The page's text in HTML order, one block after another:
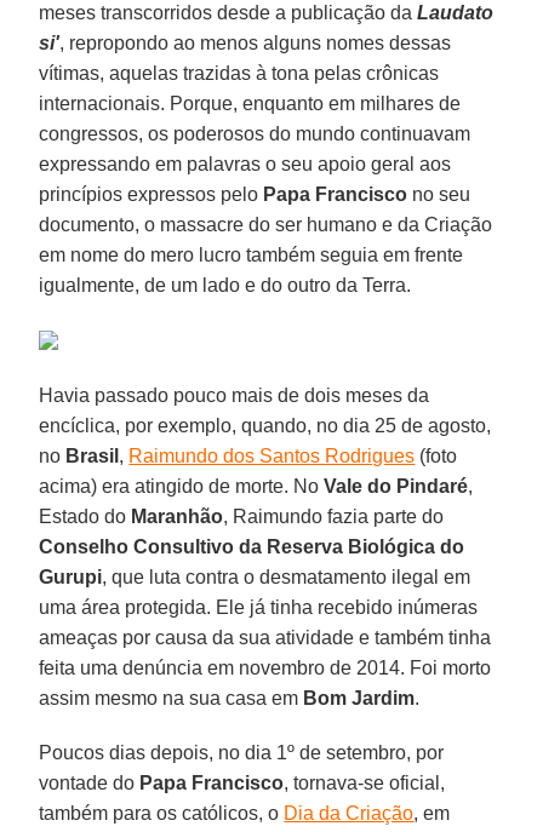
meses transcorridos desde a publicação daLaudato
si', repropondo ao menos alguns nomes dessas
vítimas, aquelas trazidas à tona pelas crônicas
internacionais. Porque, enquanto em milhares de
congressos, os poderosos do mundo continuavam
expressando em palavras o seu apoio geral aos
princípios expressos pelo Papa Francisco no seu
documento, o massacre do ser humano e da Criação
em nome do mero lucro também seguia em frente
igualmente, de um lado e do outro da Terra.
Havia passado pouco mais de dois meses da
encíclica, por exemplo, quando, no dia 25 de agosto,
no Brasil , Raimundo dos Santos Rodrigues (foto
acima) era atingido de morte. NoVale do Pindaré,
Estado do Maranhão, Raimundo fazia parte do
Conselho Consultivo da Reserva Biológica do
Gurupi, que luta contra o desmatamento ilegal em
uma área protegida. Ele já tinha recebido inúmeras
ameaças por causa da sua atividade e também tinha
feita uma denúncia em novembro de 2014. Foi morto
assim mesmo na sua casa em Bom Jardim.
Poucos dias depois, no dia 1º de setembro, por
vontade do Papa Francisco, tornava-se oficial,
também para os católicos, o Dia da Criação, em